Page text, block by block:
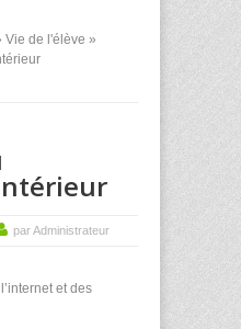
Vie de l'élève »
par Administrateur
et des